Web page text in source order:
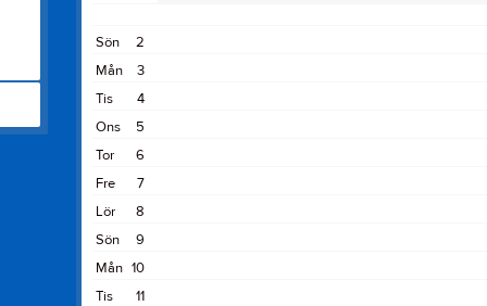
2
Sön
3
Mån
4
Tis
5
Ons
6
Tor
7
Fre
8
Lör
9
Sön
10
Mån
11
Tis